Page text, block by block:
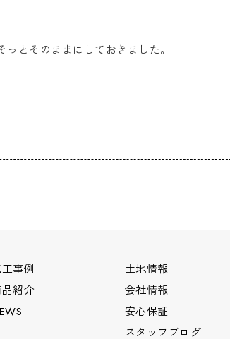
とそのままにしておきました。
事例
紹介
土地情報
会社情報
安心保証
スタッフブログ